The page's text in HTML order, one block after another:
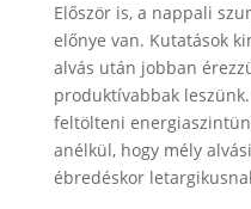
Először is, a nappali
előnye van. Kutatások
alvás után jobban
produktívabbak
feltölteni
anélkül, hogy mély
ébredéskor